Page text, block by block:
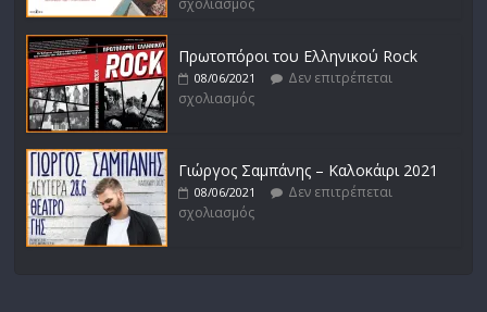
Πρωτοπόροι του Ελληνικού Rock
08/06/2021
Δεν επιτρέπεται
σχολιασμός
Γιώργος Σαμπάνης – Καλοκάιρι 2021
08/06/2021
Δεν επιτρέπεται
σχολιασμός